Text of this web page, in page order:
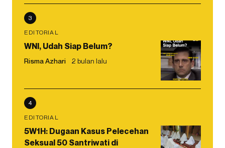
3
EDITORIAL
WNI, Udah Siap Belum?
Risma Azhari 2 bulan lalu
4
EDITORIAL
5W1H: Dugaan Kasus Pelecehan
Seksual 50 Santriwati di